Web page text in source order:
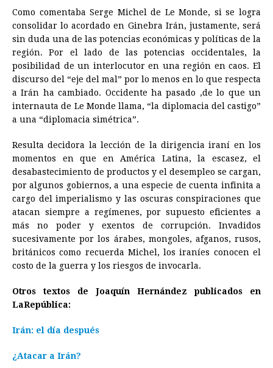
Como comentaba Serge Michel de Le Monde, si se logra
consolidar lo acordado en Ginebra Irán, justamente, será
sin duda una de las potencias económicas y políticas de la
región. Por el lado de las potencias occidentales, la
posibilidad de un interlocutor en una región en caos. El
discurso del “eje del mal” por lo menos en lo que respecta
a Irán ha cambiado. Occidente ha pasado ,de lo que un
internauta de Le Monde llama, “la diplomacia del castigo”
a una “diplomacia simétrica”.
Resulta decidora la lección de la dirigencia iraní en los
momentos en que en América Latina, la escasez, el
desabastecimiento de productos y el desempleo se cargan,
por algunos gobiernos, a una especie de cuenta infinita a
cargo del imperialismo y las oscuras conspiraciones que
atacan siempre a regímenes, por supuesto eficientes a
más no poder y exentos de corrupción. Invadidos
sucesivamente por los árabes, mongoles, afganos, rusos,
británicos como recuerda Michel, los iraníes conocen el
costo de la guerra y los riesgos de invocarla.
Otros textos de Joaquín Hernández publicados en
LaRepública:
Irán: el día después
¿Atacar a Irán?